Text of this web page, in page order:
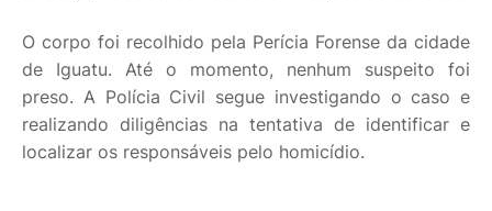
O corpo foi recolhido pela Perícia Forense da cidade
de Iguatu. Até o momento, nenhum suspeito foi
preso. A Polícia Civil segue investigando o caso e
realizando diligências na tentativa de identificar e
localizar os responsáveis pelo homicídio.